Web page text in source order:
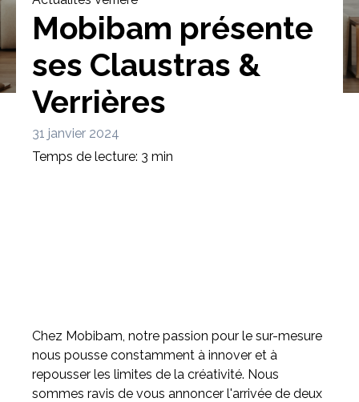
Bibliothèque Meuble tv
Mobibam présente
ses Claustras &
Verrières
31 janvier 2024
Temps de lecture: 3 min
Chez Mobibam, notre passion pour le sur-mesure
nous pousse constamment à innover et à
repousser les limites de la créativité. Nous
sommes ravis de vous annoncer l'arrivée de deux